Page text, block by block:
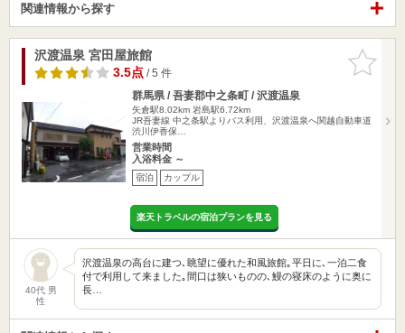
関連情報から探す
お気に入
りに追加
沢渡温泉 宮田屋旅館
3.5点/ 5 件
群馬県 / 吾妻郡中之条町 / 沢渡温泉
矢倉駅8.02km 岩島駅6.72km
JR吾妻線 中之条駅よりバス利用、沢渡温泉へ関越自動車道
渋川伊香保…
営業時間
入浴料金 ～
宿泊 カップル
楽天トラベルの宿泊プランを見る
40代 男
性
沢渡温泉の高台に建つ､眺望に優れた和風旅館｡平日に､一泊二食
付で利用して来ました｡間口は狭いものの､鰻の寝床のように奥に
長…